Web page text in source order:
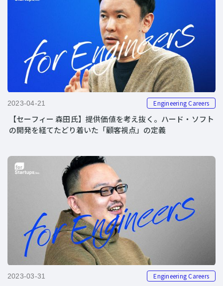
2023-04-21 Engineering Careers
【セーフィー 森田氏】提供価値を考え抜く。ハード・ソフト
の開発を経てたどり着いた「顧客視点」の定義
2023-03-31 Engineering Careers